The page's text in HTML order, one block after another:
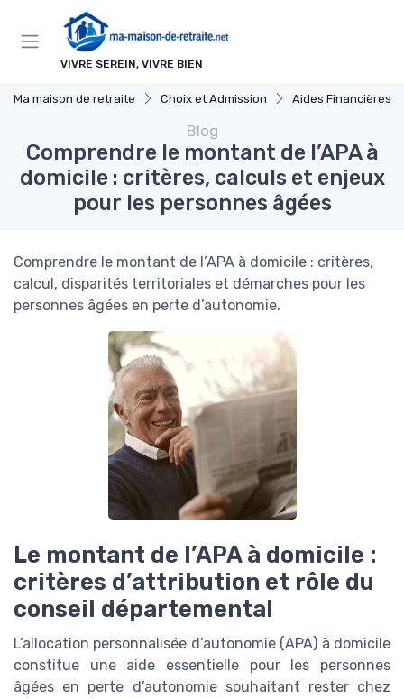
VIVRE SEREIN, VIVRE BIEN
Ma maison de retraite Choix et Admission Aides Financières et
Blog
Comprendre le montant de l’APA à
domicile : critères, calculs et enjeux
pour les personnes âgées
Comprendre le montant de l’APA à domicile : critères,
calcul, disparités territoriales et démarches pour les
personnes âgées en perte d’autonomie.
Le montant de l’APA à domicile :
critères d’attribution et rôle du
conseil départemental
L’allocation personnalisée d’autonomie (APA) à domicile
constitue une aide essentielle pour les personnes
âgées en perte d’autonomie souhaitant rester chez
Panneau de gestion des cookies